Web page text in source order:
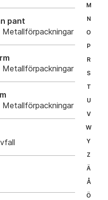
M
N
O
P
R
S
T
U
V
W
Y
Z
Ä
Å
Ö
pant